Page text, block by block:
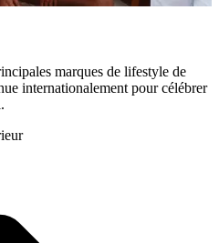
marques de lifestyle de
internationalement pour célébrer